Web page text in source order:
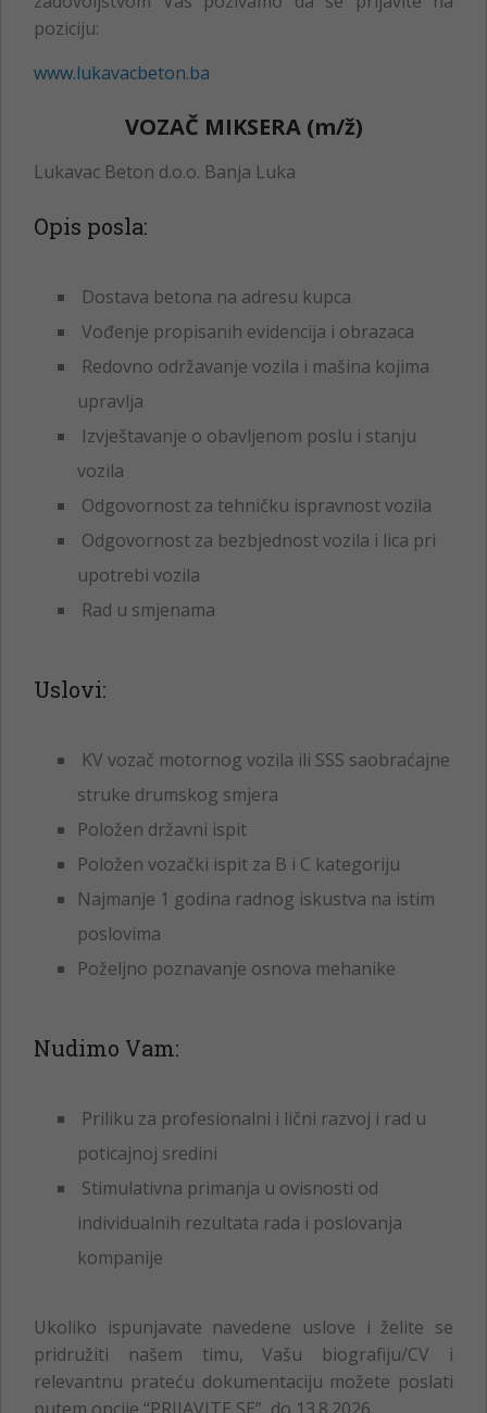
poziciju:
www.lukavacbeton.ba
VOZAČ MIKSERA (m/ž)
Lukavac Beton d.o.o. Banja Luka
Opis posla:
Dostava betona na adresu kupca
Vođenje propisanih evidencija i obrazaca
Redovno održavanje vozila i mašina kojima
upravlja
Izvještavanje o obavljenom poslu i stanju
vozila
Odgovornost za tehničku ispravnost vozila
Odgovornost za bezbjednost vozila i lica pri
upotrebi vozila
Rad u smjenama
Uslovi:
KV vozač motornog vozila ili SSS saobraćajne
struke drumskog smjera
Položen državni ispit
Položen vozački ispit za B i C kategoriju
Najmanje 1 godina radnog iskustva na istim
poslovima
Poželjno poznavanje osnova mehanike
Nudimo Vam:
Priliku za profesionalni i lični razvoj i rad u
poticajnoj sredini
Stimulativna primanja u ovisnosti od
individualnih rezultata rada i poslovanja
kompanije
Ukoliko ispunjavate navedene uslove i želite se
pridružiti našem timu, Vašu biografiju/CV i
relevantnu prateću dokumentaciju možete poslati
putem opcije “PRIJAVITE SE” do 13.8.2026.